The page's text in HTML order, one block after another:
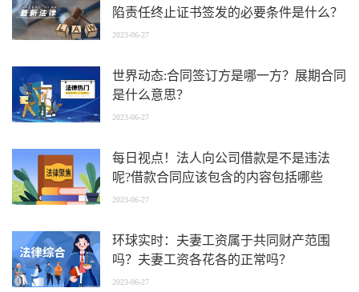
陷责任终止证书签发的必要条件是什么？
2023-06-27
世界动态:合同签订方是哪一方？展期合同
是什么意思？
2023-06-27
每日视点！法人向公司借款是不是违法
呢?借款合同应该包含的内容包括哪些
呢？
2023-06-27
环球实时：夫妻工资属于共同财产范围
吗？夫妻工资各花各的正常吗？
2023-06-27